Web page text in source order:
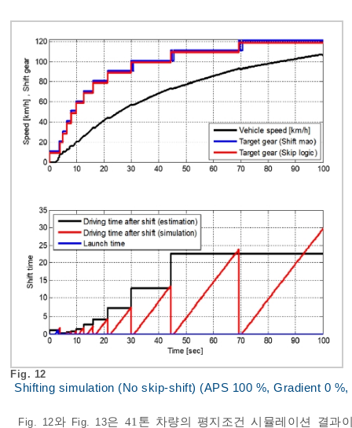
Fig. 12
Shifting simulation (No skip-shift) (APS 100 %, Gradient 0 %,
Fig. 12와 Fig. 13은 41톤 차량의 평지조건 시뮬레이션 결과